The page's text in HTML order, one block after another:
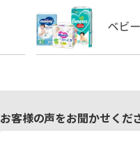
お客様の声をお聞かせくだ